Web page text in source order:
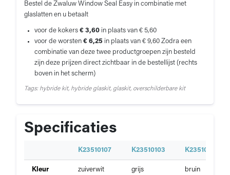
Bestel de Zwaluw Window Seal Easy in combinatie met
glaslatten en u betaalt
voor de kokers € 3,60 in plaats van € 5,60
voor de worsten € 6,25 in plaats van € 9,60 Zodra een
combinatie van deze twee productgroepen zijn besteld
zijn deze prijzen direct zichtbaar in de bestellijst (rechts
boven in het scherm)
Tags: hybride kit, hybride glaskit, glaskit, overschilderbare kit
Specificaties
p
e
K23510107 K23510103 K23510104
Kleur zuiverwit grijs bruin